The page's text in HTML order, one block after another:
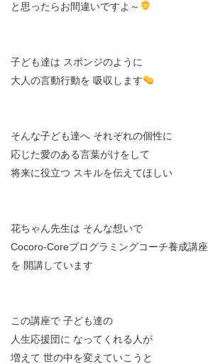
と思ったらお間違いですよ～
子ども達は スポンジのように
大人の言動行動を 吸収します
そんな子ども達へ それぞれの個性に
応じた愛のある言葉がけをして
将来に役立つ スキルを伝えてほしい
花ちゃん先生は そんな想いで
Cocoro-Coreプログラミングコーチ養成講座
を 開講しています
この講座で 子ども達の
人生応援団に なってくれる人が
増えて 世の中を変えていこうと